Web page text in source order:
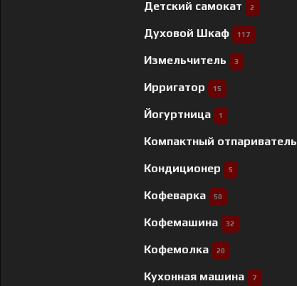
Детский самокат 2
Духовой Шкаф 117
Измельчитель 3
Ирригатор 15
Йогуртница 1
Компактный отпариватель
Кондиционер 5
Кофеварка 50
Кофемашина 32
Кофемолка 20
Кухонная машина 7